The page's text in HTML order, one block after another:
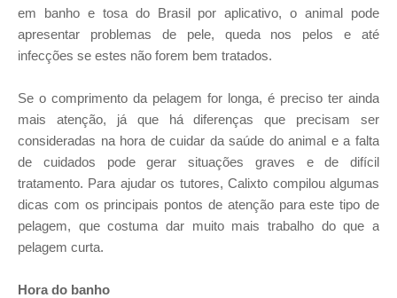
em banho e tosa do Brasil por aplicativo, o animal pode
apresentar problemas de pele, queda nos pelos e até
infecções se estes não forem bem tratados.
Se o comprimento da pelagem for longa, é preciso ter ainda
mais atenção, já que há diferenças que precisam ser
consideradas na hora de cuidar da saúde do animal e a falta
de cuidados pode gerar situações graves e de difícil
tratamento. Para ajudar os tutores, Calixto compilou algumas
dicas com os principais pontos de atenção para este tipo de
pelagem, que costuma dar muito mais trabalho do que a
pelagem curta.
Hora do banho